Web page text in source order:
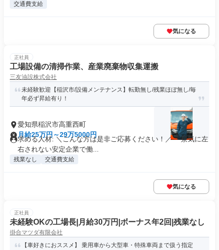
交通費支給
気になる
正社員
工場設備の清掃作業、産業廃棄物収集運搬
三友油設株式会社
未経験歓迎【稲沢市/設備メンテナンス】転勤無し/残業ほぼ無し/毎
年必ず昇給有り！
愛知県稲沢市高重西町
月給25万円～29万5000円
求める人材: ＼こんな方は是非ご応募ください！／ ・景気に左
右されない安定企業で働...
残業なし 交通費支給
気になる
正社員
未経験OKの工場長|月給30万円|ボーナス年2回|残業なし
掛合マツダ有限会社
【車好きにおススメ】 乗用車から大型車・特殊車両まで扱う指定